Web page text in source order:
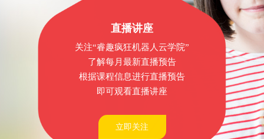
直播讲座
关注“睿趣疯狂机器人云学院”
了解每月最新直播预告
根据课程信息进行直播预告
即可观看直播讲座
立即关注